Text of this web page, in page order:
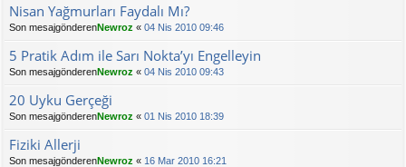
Nisan Yağmurları Faydalı Mı?
Son mesajgönderenNewroz « 04 Nis 2010 09:46
5 Pratik Adım ile Sarı Nokta’yı Engelleyin
Son mesajgönderenNewroz « 04 Nis 2010 09:43
20 Uyku Gerçeği
Son mesajgönderenNewroz « 01 Nis 2010 18:39
Fiziki Allerji
Son mesajgönderenNewroz « 16 Mar 2010 16:21